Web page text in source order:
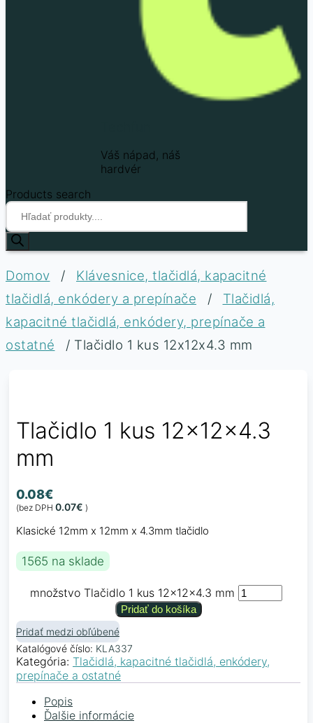
Váš nápad, náš
hardvér
Products search
Domov /
Klávesnice, tlačidlá, kapacitné
tlačidlá, enkódery a prepínače
/
Tlačidlá,
kapacitné tlačidlá, enkódery, prepínače a
ostatné
/ Tlačidlo 1 kus 12x12x4.3 mm
Tlačidlo 1 kus 12x12x4.3
mm
0.08€
(bez DPH 0.07€ )
Klasické 12mm x 12mm x 4.3mm tlačidlo
1565 na sklade
množstvo Tlačidlo 1 kus 12x12x4.3 mm
Pridať do košíka
Pridať medzi obľúbené
Katalógové číslo: KLA337
Kategória: Tlačidlá, kapacitné tlačidlá, enkódery,
prepínače a ostatné
Popis
Ďalšie informácie